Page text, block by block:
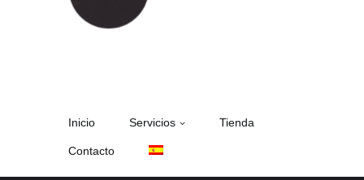
Inicio Servicios Tienda
Contacto